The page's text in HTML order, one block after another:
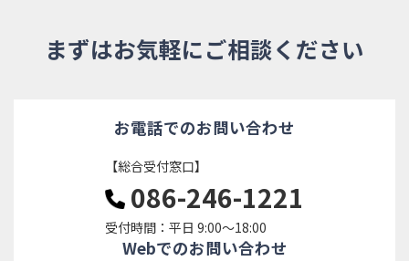
まずはお気軽にご相談ください
お電話でのお問い合わせ
【総合受付窓口】
086-246-1221
受付時間：平日 9:00～18:00
Webでのお問い合わせ